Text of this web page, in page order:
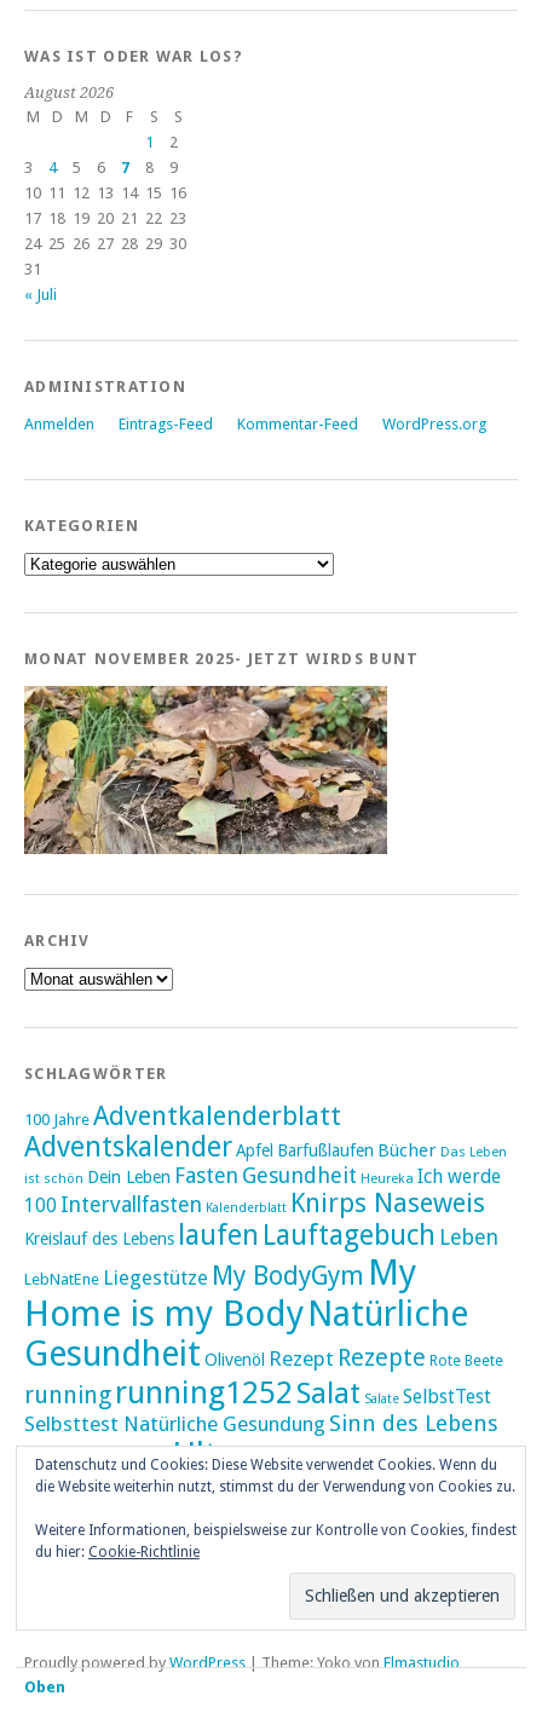
WAS IST ODER WAR LOS?
August 2026
M
D M D F S
S
1
2
3
4 5 6 7 8
9
10 11 12 13 14 15 16
17 18 19 20 21 22 23
24 25 26 27 28 29 30
31
« Juli
ADMINISTRATION
Anmelden Eintrags-Feed Kommentar-Feed WordPress.org
KATEGORIEN
Kategorien
MONAT NOVEMBER 2025- JETZT WIRDS BUNT
ARCHIV
Archiv
SCHLAGWÖRTER
100 Jahre Adventkalenderblatt
AdventskalenderApfel Barfußlaufen Bücher Das Leben
ist schön Dein Leben Fasten Gesundheit Heureka Ich werde
100 Intervallfasten Kalenderblatt Knirps Naseweis
Kreislauf des Lebens laufen Lauftagebuch Leben
LebNatEne Liegestütze My BodyGym My
Home is my Body Natürliche
Gesundheit Olivenöl Rezept Rezepte Rote Beete
running running1252 Salat Salate SelbstTest
Selbsttest Natürliche Gesundung Sinn des Lebens
Skaten Tageskalender UltraUltramarathon
umZEITZUerLEBEN Weihnachten
Weihnachtskalender weiser UHU
ZEITZULEBENÜberlebenswissen
Proudly powered byWordPress|Theme: Yoko vonElmastudio
Oben
Datenschutz und Cookies: Diese Website verwendet Cookies. Wenn du
die Website weiterhin nutzt, stimmst du der Verwendung von Cookies zu.
Weitere Informationen, beispielsweise zur Kontrolle von Cookies, findest
du hier: Cookie-Richtlinie